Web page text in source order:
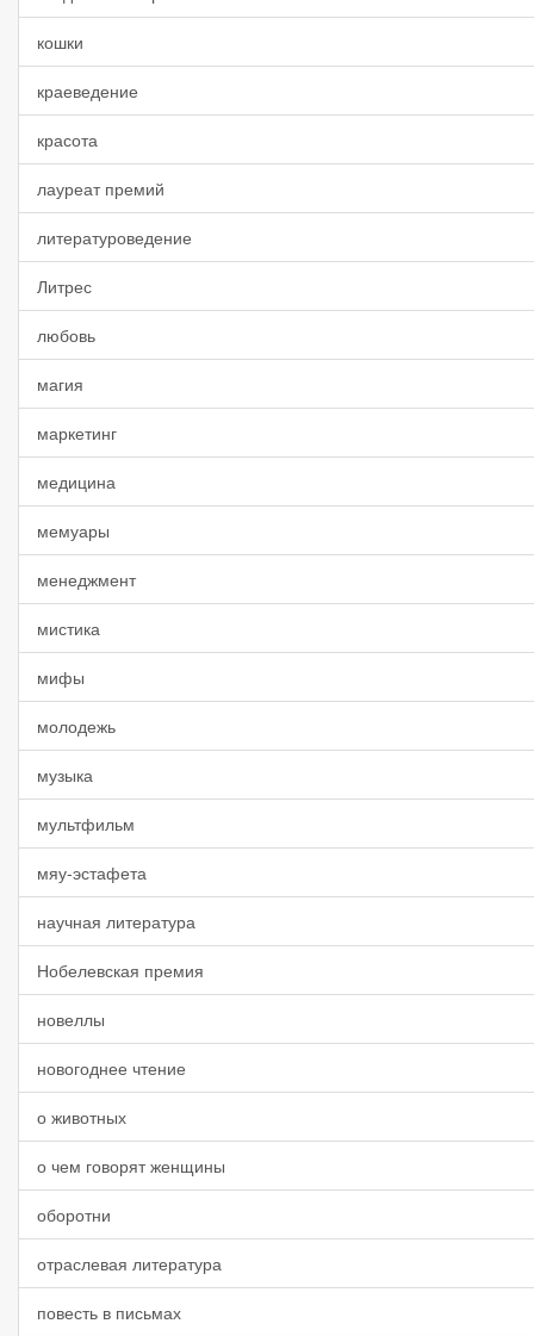
кошки
краеведение
красота
лауреат премий
литературоведение
Литрес
любовь
магия
маркетинг
медицина
мемуары
менеджмент
мистика
мифы
молодежь
музыка
мультфильм
мяу-эстафета
научная литература
Нобелевская премия
новеллы
новогоднее чтение
о животных
о чем говорят женщины
оборотни
отраслевая литература
повесть в письмах